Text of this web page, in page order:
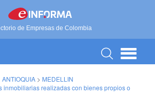
de Empresas de Colombia
ANTIOQUIA > MEDELLIN
inmobiliarias realizadas con bienes propios o